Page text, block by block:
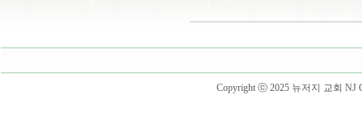
Copyright ⓒ 2025 뉴저지 교회 NJ